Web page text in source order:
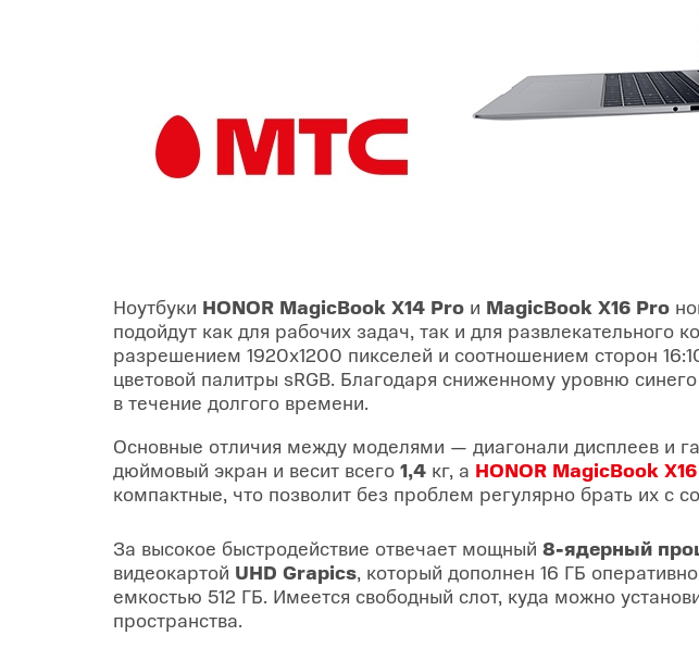
Ноутбуки HONOR MagicBook X14 Pro и MagicBook X16 Pro
подойдут как для рабочих задач, так и для
разрешением 1920х1200 пикселей и соотношением сторон
цветовой палитры sRGB. Благодаря сниженному уровню
в течение долгого времени.
Основные отличия между моделями — диагонали дисплеев и
дюймовый экран и весит всего 1,4 кг, а HONOR MagicBook
компактные, что позволит без проблем регулярно брать их с
За высокое быстродействие отвечает мощный 8-ядерный
видеокартой UHD Grapics, который дополнен 16 ГБ
емкостью 512 ГБ. Имеется свободный слот, куда можно
пространства.